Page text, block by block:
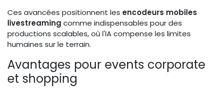
Ces avancées positionnent les encodeurs mobiles
livestreaming comme indispensables pour des
productions scalables, où l'IA compense les limites
humaines sur le terrain.
Avantages pour events corporate
et shopping